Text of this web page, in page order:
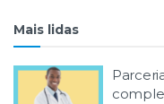
Mais lidas